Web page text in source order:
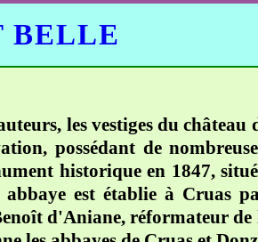
BELLE
les vestiges du château
possédant de
historique en 1847,
est établie à Cruas
d'Aniane, réformateur de